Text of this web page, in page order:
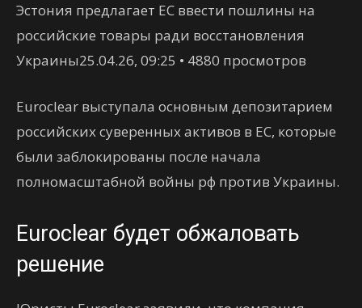
Эстония предлагает ЕС ввести пошлины на
российские товары ради восстановления
Украины25.04.26, 09:25 • 4880 просмотров
Euroclear выступала основным депозитарием
российских суверенных активов в ЕС, которые
были заблокированы после начала
полномасштабной войны рф против Украины.
Euroclear будет обжаловать
решение